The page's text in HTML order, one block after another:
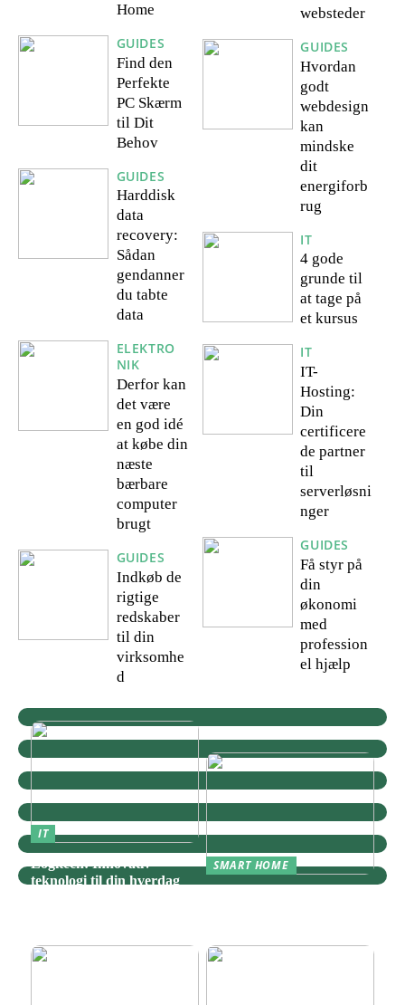
Home
GUIDES
Find den
Perfekte
PC Skærm
til Dit
Behov
GUIDES
Harddisk
data
recovery:
Sådan
gendanner
du tabte
data
ELEKTRO
NIK
Derfor kan
det være
en god idé
at købe din
næste
bærbare
computer
brugt
GUIDES
Indkøb de
rigtige
redskaber
til din
virksomhe
d
websteder
GUIDES
Hvordan
godt
webdesign
kan
mindske
dit
energiforb
rug
IT
4 gode
grunde til
at tage på
et kursus
IT
IT-
Hosting:
Din
certificere
de partner
til
serverløsni
nger
GUIDES
Få styr på
din
økonomi
med
profession
el hjælp
IT
Logitech: Innovativ
teknologi til din hverdag
SMART HOME